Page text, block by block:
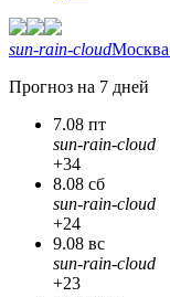
sun-rain-cloudМосква
Прогноз на 7 дней
7.08 пт
sun-rain-cloud
+34
8.08 сб
sun-rain-cloud
+24
9.08 вс
sun-rain-cloud
+23